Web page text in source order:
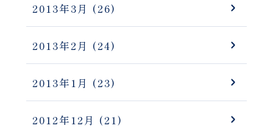
2013年3月 (26)
2013年2月 (24)
2013年1月 (23)
2012年12月 (21)